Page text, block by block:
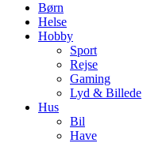
Børn
Helse
Hobby
Sport
Rejse
Gaming
Lyd & Billede
Hus
Bil
Have